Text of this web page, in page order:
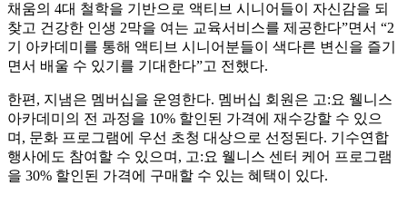
채움의 4대 철학을 기반으로 액티브 시니어들이 자신감을 되
찾고 건강한 인생 2막을 여는 교육서비스를 제공한다”면서 “2
기 아카데미를 통해 액티브 시니어분들이 색다른 변신을 즐기
면서 배울 수 있기를 기대한다”고 전했다.
한편, 지냄은 멤버십을 운영한다. 멤버십 회원은 고:요 웰니스
아카데미의 전 과정을 10% 할인된 가격에 재수강할 수 있으
며, 문화 프로그램에 우선 초청 대상으로 선정된다. 기수연합
행사에도 참여할 수 있으며, 고:요 웰니스 센터 케어 프로그램
을 30% 할인된 가격에 구매할 수 있는 혜택이 있다.